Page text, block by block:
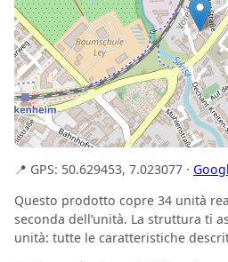
📍 GPS: 50.629453, 7.023077 ·
Questo prodotto copre 34 unità
seconda dell’unità. La struttura ti
unità: tutte le caratteristiche